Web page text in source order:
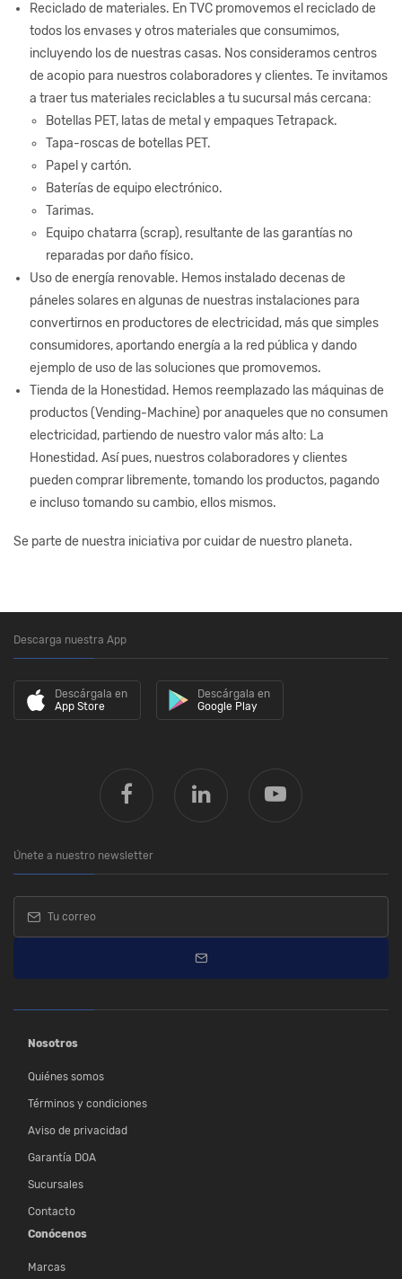
Reciclado de materiales. En TVC promovemos el reciclado de
todos los envases y otros materiales que consumimos,
incluyendo los de nuestras casas. Nos consideramos centros
de acopio para nuestros colaboradores y clientes. Te invitamos
a traer tus materiales reciclables a tu sucursal más cercana:
Botellas PET, latas de metal y empaques Tetrapack.
Tapa-roscas de botellas PET.
Papel y cartón.
Baterías de equipo electrónico.
Tarimas.
Equipo chatarra (scrap), resultante de las garantías no
reparadas por daño físico.
Uso de energía renovable. Hemos instalado decenas de
páneles solares en algunas de nuestras instalaciones para
convertirnos en productores de electricidad, más que simples
consumidores, aportando energía a la red pública y dando
ejemplo de uso de las soluciones que promovemos.
Tienda de la Honestidad. Hemos reemplazado las máquinas de
productos (Vending-Machine) por anaqueles que no consumen
electricidad, partiendo de nuestro valor más alto: La
Honestidad. Así pues, nuestros colaboradores y clientes
pueden comprar libremente, tomando los productos, pagando
e incluso tomando su cambio, ellos mismos.
Se parte de nuestra iniciativa por cuidar de nuestro planeta.
Descarga nuestra App
Descárgala en
App Store
Descárgala en
Google Play
Únete a nuestro newsletter
Nosotros
Quiénes somos
Términos y condiciones
Aviso de privacidad
Garantía DOA
Sucursales
Contacto
Conócenos
Marcas